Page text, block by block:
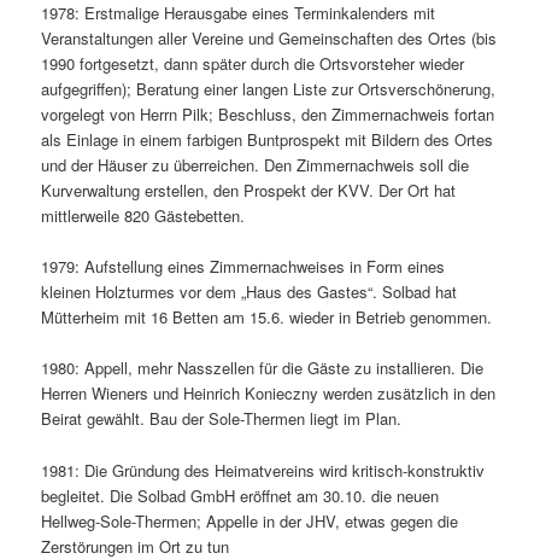
1978: Erstmalige Herausgabe eines Terminkalenders mit
Veranstaltungen aller Vereine und Gemeinschaften des Ortes (bis
1990 fortgesetzt, dann später durch die Ortsvorsteher wieder
aufgegriffen); Beratung einer langen Liste zur Ortsverschönerung,
vorgelegt von Herrn Pilk; Beschluss, den Zimmernachweis fortan
als Einlage in einem farbigen Buntprospekt mit Bildern des Ortes
und der Häuser zu überreichen. Den Zimmernachweis soll die
Kurverwaltung erstellen, den Prospekt der KVV. Der Ort hat
mittlerweile 820 Gästebetten.
1979: Aufstellung eines Zimmernachweises in Form eines
kleinen Holzturmes vor dem „Haus des Gastes“. Solbad hat
Mütterheim mit 16 Betten am 15.6. wieder in Betrieb genommen.
1980: Appell, mehr Nasszellen für die Gäste zu installieren. Die
Herren Wieners und Heinrich Konieczny werden zusätzlich in den
Beirat gewählt. Bau der Sole-Thermen liegt im Plan.
1981: Die Gründung des Heimatvereins wird kritisch-konstruktiv
begleitet. Die Solbad GmbH eröffnet am 30.10. die neuen
Hellweg-Sole-Thermen; Appelle in der JHV, etwas gegen die
Zerstörungen im Ort zu tun